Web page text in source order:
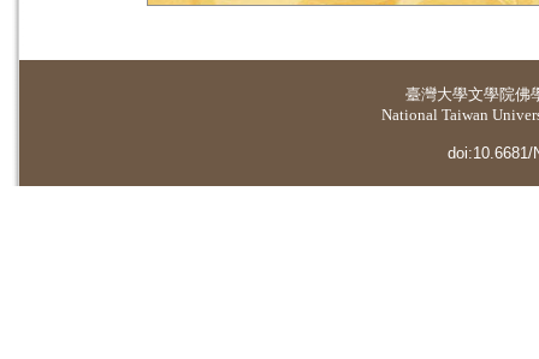
臺灣大學文學院佛
National Taiwan
doi:10.6681/